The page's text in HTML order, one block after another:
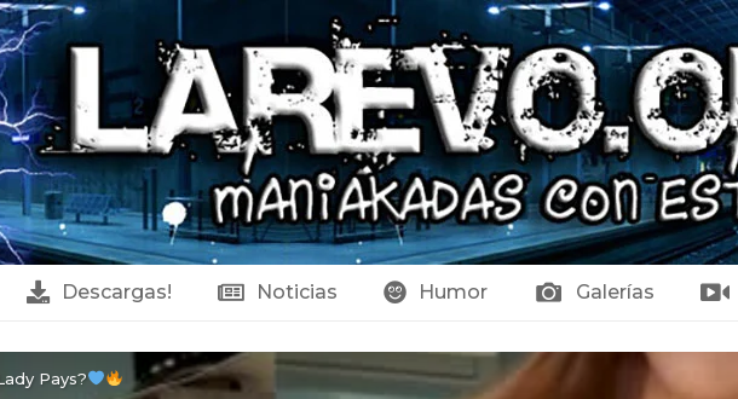
Descargas! Noticias Humor Galerías
Pays?